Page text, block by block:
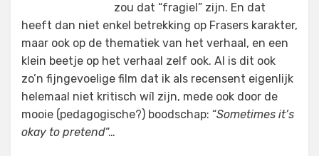
zou dat “fragiel” zijn. En dat
heeft dan niet enkel betrekking op Frasers karakter,
maar ook op de thematiek van het verhaal, en een
klein beetje op het verhaal zelf ook. Al is dit ook
zo’n fijngevoelige film dat ik als recensent eigenlijk
helemaal niet kritisch wíl zijn, mede ook door de
mooie (pedagogische?) boodschap: “Sometimes it’s
okay to pretend“…